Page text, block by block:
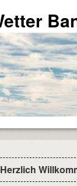
Herzlich